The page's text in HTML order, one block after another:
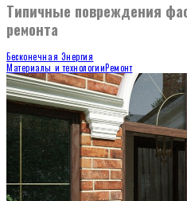
Типичные повреждения
ремонта
Бесконечная Энергия
Материалы и технологииРемонт